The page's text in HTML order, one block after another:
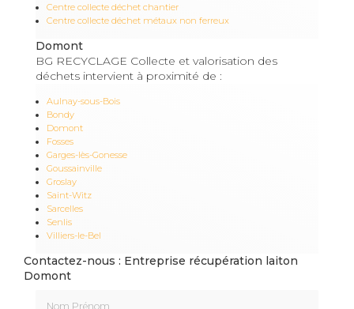
Centre collecte déchet chantier
Centre collecte déchet métaux non ferreux
Domont
BG RECYCLAGE Collecte et valorisation des
déchets intervient à proximité de :
Aulnay-sous-Bois
Bondy
Domont
Fosses
Garges-lès-Gonesse
Goussainville
Groslay
Saint-Witz
Sarcelles
Senlis
Villiers-le-Bel
Contactez-nous : Entreprise récupération laiton
Domont